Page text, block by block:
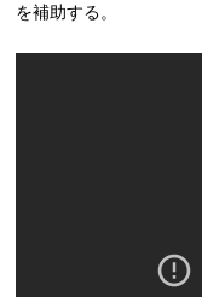
を補助する。